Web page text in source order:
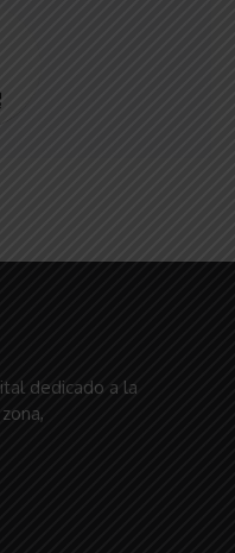
dedicado a la